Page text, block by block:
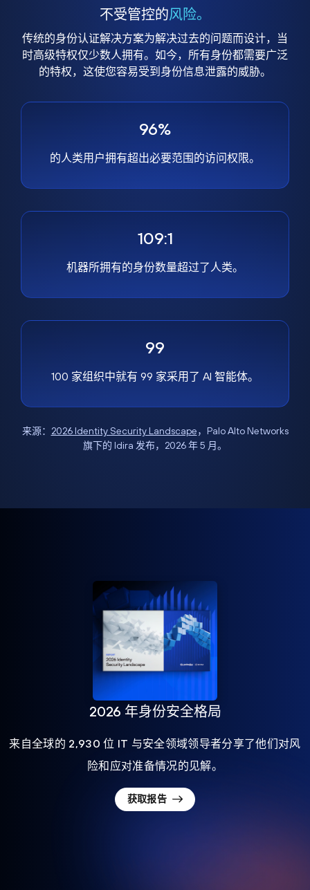
不受管控的风险。
传统的身份认证解决方案为解决过去的问题而设计，当
时高级特权仅少数人拥有。如今，所有身份都需要广泛
的特权，这使您容易受到身份信息泄露的威胁。
96%
的人类用户拥有超出必要范围的访问权限。
109:1
机器所拥有的身份数量超过了人类。
99
100 家组织中就有 99 家采用了 AI 智能体。
来源： 2026 Identity Security Landscape，Palo Alto Networks
旗下的 Idira 发布，2026 年 5 月。
2026 年身份安全格局
来自全球的 2,930 位 IT 与安全领域领导者分享了他们对风
险和应对准备情况的见解。
获取报告